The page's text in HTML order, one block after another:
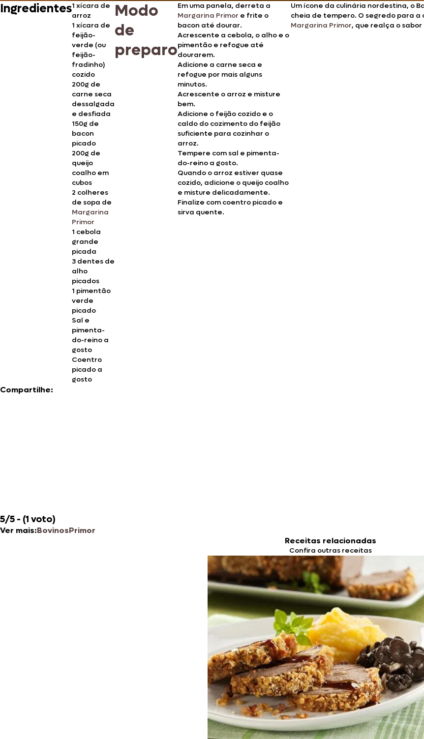
Ingredientes1 xícara de
arroz
1 xícara de
feijão-
verde (ou
feijão-
fradinho)
cozido
200g de
carne seca
dessalgada
e desfiada
150g de
bacon
picado
200g de
queijo
coalho em
cubos
2 colheres
de sopa de
Margarina
Primor
1 cebola
grande
picada
3 dentes de
alho
picados
1 pimentão
verde
picado
Sal e
pimenta-
do-reino a
gosto
Coentro
picado a
gosto
Modo
de
preparo
Em uma panela, derreta a
Margarina Primor e frite o
bacon até dourar.
Acrescente a cebola, o alho e o
pimentão e refogue até
dourarem.
Adicione a carne seca e
refogue por mais alguns
minutos.
Acrescente o arroz e misture
bem.
Adicione o feijão cozido e o
caldo do cozimento do feijão
suficiente para cozinhar o
arroz.
Tempere com sal e pimenta-
do-reino a gosto.
Quando o arroz estiver quase
cozido, adicione o queijo coalho
e misture delicadamente.
Finalize com coentro picado e
sirva quente.
Um ícone da culinária nordestina, o
cheia de tempero. O segredo para
Margarina Primor, que realça o
Compartilhe:
5/5 - (1 voto)
Ver mais:BovinosPrimor
Receitas relacionadas
Confira outras receitas